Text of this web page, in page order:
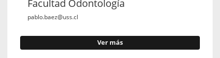
Facultad Odontología
pablo.baez@uss.cl
Ver más